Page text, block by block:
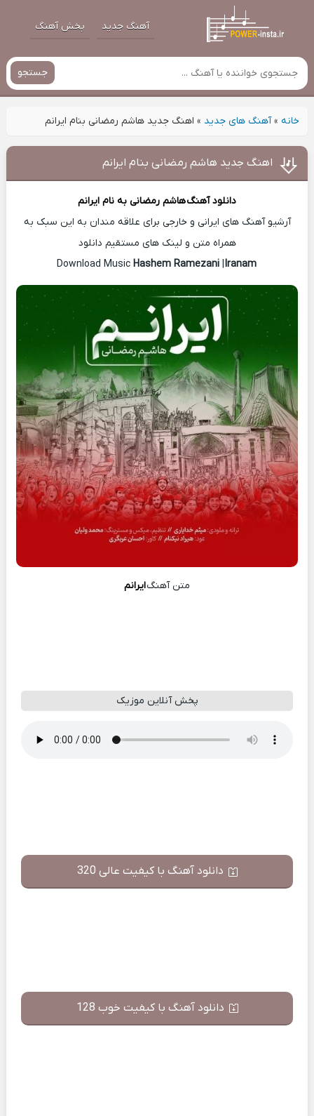
آهنگ جدید پخش آهنگ
جستجو
خانه»آهنگ های جدید » اهنگ جدید هاشم رمضانی بنام ایرانم
اهنگ جدید هاشم رمضانی بنام ایرانم
دانلود آهنگهاشم رمضانی به نام ایرانم
آرشیو آهنگ های ایرانی و خارجی برای علاقه مندان به این سبک به
همراه متن و لینک های مستقیم دانلود
Hashem Ramezani |Iranam
متن آهنگایرانم
پخش آنلاین موزیک
دانلود آهنگ با کیفیت عالی 320
دانلود آهنگ با کیفیت خوب 128